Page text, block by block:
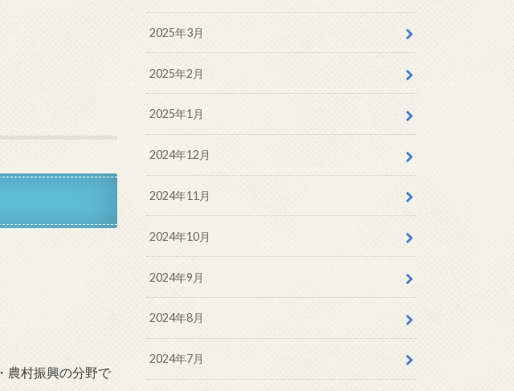
農村振興の分野で
2025年3月
2025年2月
2025年1月
2024年12月
2024年11月
2024年10月
2024年9月
2024年8月
2024年7月